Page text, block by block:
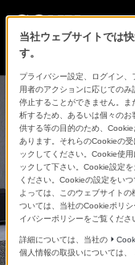
360立体音
当社ウェブサイトでは
す。
プライバシー設定、ログイン
用者のアクションに応じての
停止することができません。
析するため、あるいは個々の
供する等の目的のため、
あります。それらのCookieの
ックしてください。Cookie使
ックして下さい。Cookie設定
ください。Cookieの設定をい
よっては、このウェブサイト
ついては、当社のCookieポリ
イバシーポリシーをご覧くださ
詳細については、当社の
個人情報の取扱いについては、